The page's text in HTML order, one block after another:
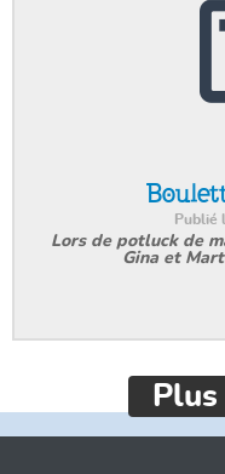
Publié
Lors de potluck de
Gina et